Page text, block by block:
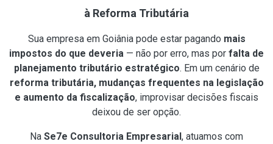
à Reforma Tributária
Sua empresa em Goiânia pode estar pagando mais
impostos do que deveria — não por erro, mas por falta de
planejamento tributário estratégico. Em um cenário de
reforma tributária, mudanças frequentes na legislação
e aumento da fiscalização, improvisar decisões fiscais
deixou de ser opção.
Na Se7e Consultoria Empresarial, atuamos com